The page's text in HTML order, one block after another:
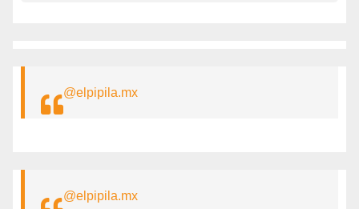
@elpipila.mx
@elpipila.mx